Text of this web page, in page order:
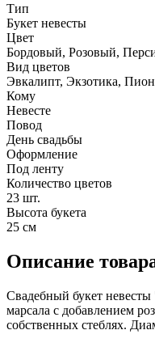
Тип
Букет невесты
Цвет
Бордовый, Розовый,
Вид цветов
Эвкалипт, Экзотика,
Кому
Невесте
Повод
День свадьбы
Оформление
Под ленту
Количество цветов
23 шт.
Высота букета
25 см
Описание
Свадебный букет
марсала с добавлением
собственных стеблях.